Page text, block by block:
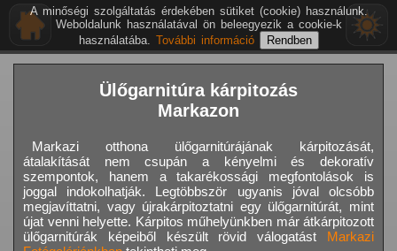
Ülőgarnitúra kárpitozás
Markazon
Markazi otthona ülőgarnitúrájának kárpitozását,
átalakítását nem csupán a kényelmi és dekoratív
szempontok, hanem a takarékossági megfontolások is
joggal indokolhatják. Legtöbbször ugyanis jóval olcsóbb
megjavíttatni, vagy újrakárpitoztatni egy ülőgarnitúrát, mint
újat venni helyette. Kárpitos műhelyünkben már átkárpitozott
ülőgarnitúrák képeiből készült rövid válogatást Markazi
A minőségi szolgáltatás érdekében sütiket (cookie) használunk.
Weboldalunk használatával ön beleegyezik a cookie-k
használatába. További információ